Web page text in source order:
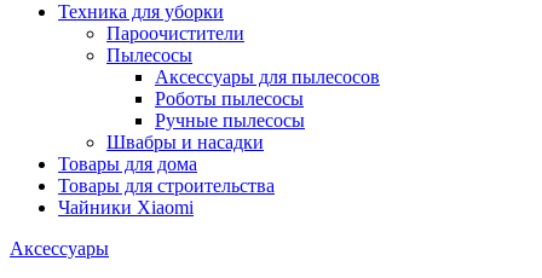
Техника для уборки
Пароочистители
Пылесосы
Аксессуары для пылесосов
Роботы пылесосы
Ручные пылесосы
Швабры и насадки
Товары для дома
Товары для строительства
Чайники Xiaomi
Аксессуары